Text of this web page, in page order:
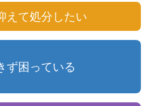
えて処分したい
ず困っている